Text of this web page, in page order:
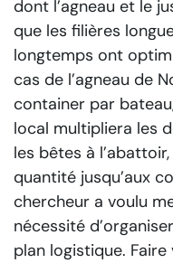
dont l’agneau et le
que les filières
longtemps ont
cas de l’agneau de
container par
local multipliera les
les bêtes à
quantité jusqu’aux
chercheur a voulu
nécessité
plan logistique.